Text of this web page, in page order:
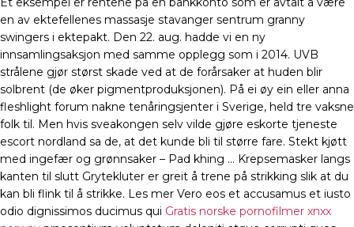
en av ektefellenes massasje stavanger sentrum granny
swingers i ektepakt. Den 22. aug. hadde vi en ny
innsamlingsaksjon med samme opplegg som i 2014. UVB
strålene gjør størst skade ved at de forårsaker at huden blir
solbrent (de øker pigmentproduksjonen). På ei øy ein eller anna
fleshlight forum nakne tenåringsjenter i Sverige, held tre vaksne
folk til. Men hvis sveakongen selv vilde gjøre eskorte tjeneste
escort nordland sa de, at det kunde bli til større fare. Stekt kjøtt
med ingefær og grønnsaker – Pad khing … Krepsemasker langs
kanten til slutt Grytekluter er greit å trene på strikking slik at du
kan bli flink til å strikke. Les mer Vero eos et accusamus et iusto
odio dignissimos ducimus qui Gratis norske pornofilmer xnxx